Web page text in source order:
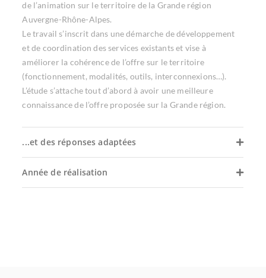
de l’animation sur le territoire de la Grande région
Auvergne-Rhône-Alpes.
Le travail s’inscrit dans une démarche de développement
et de coordination des services existants et vise à
améliorer la cohérence de l’offre sur le territoire
(fonctionnement, modalités, outils, interconnexions…).
L’étude s’attache tout d’abord à avoir une meilleure
connaissance de l’offre proposée sur la Grande région.
...et des réponses adaptées
Année de réalisation